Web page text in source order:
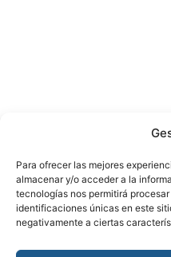
Para ofrecer las mejores
almacenar y/o acceder a la
tecnologías nos permitirá
identificaciones únicas en este
negativamente a ciertas